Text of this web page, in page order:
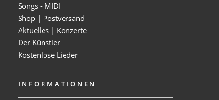
Songs - MIDI
Shop | Postversand
Aktuelles | Konzerte
Der Künstler
Kostenlose Lieder
INFORMATIONEN